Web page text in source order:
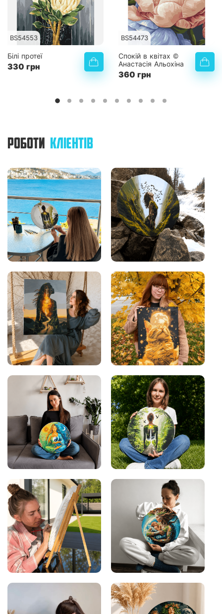
BS54553
Білі протеї
330 грн
BS54473
Спокій в квітах ©
Анастасія Альохіна
360 грн
РОБОТИ КЛІЄНТІВ